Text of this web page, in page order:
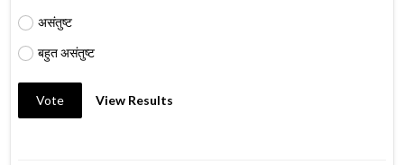
असंतुष्ट
बहुत असंतुष्ट
Vote View Results